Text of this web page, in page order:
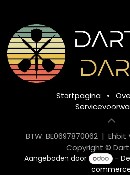
Startpagina •
BTW: BE0697870062 |
Copyright ©
Aangeboden door -
commerce